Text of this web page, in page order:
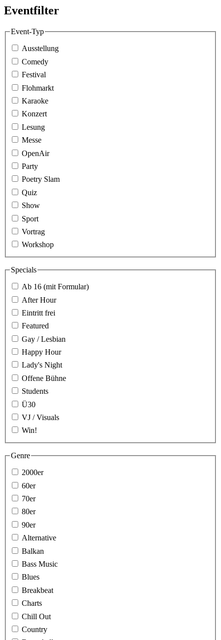
Eventfilter
Event-Typ
Ausstellung
Comedy
Festival
Flohmarkt
Karaoke
Konzert
Lesung
Messe
OpenAir
Party
Poetry Slam
Quiz
Show
Sport
Vortrag
Workshop
Specials
Ab 16 (mit Formular)
After Hour
Eintritt frei
Featured
Gay / Lesbian
Happy Hour
Lady's Night
Offene Bühne
Students
Ü30
VJ / Visuals
Win!
Genre
2000er
60er
70er
80er
90er
Alternative
Balkan
Bass Music
Blues
Breakbeat
Charts
Chill Out
Country